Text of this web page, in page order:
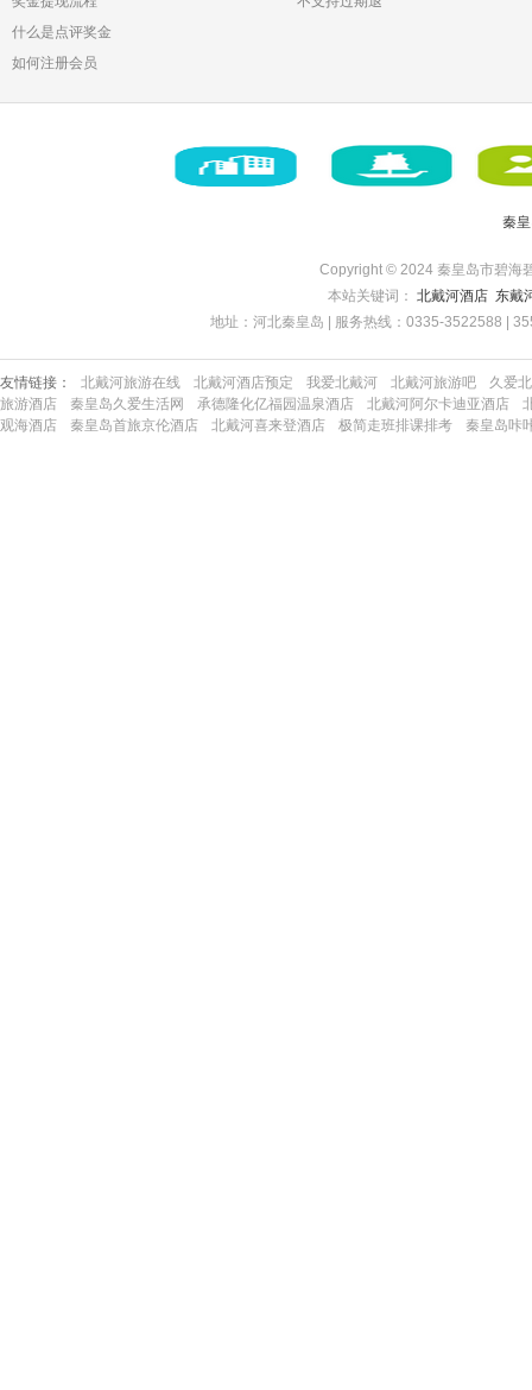
什么是点评奖金
如何注册会员
秦
Copyright © 2024 秦皇岛市碧海
本站关键词： 北戴河酒店 东戴
地址：河北秦皇岛 | 服务热线：0335-3522588 |
友情链接： 北戴河旅游在线 北戴河酒店预定 我爱北戴河 北戴河旅游吧
久爱
旅游酒店
秦皇岛久爱生活网 承德隆化亿福园温泉酒店 北戴河阿尔卡迪亚酒店
观海酒店
秦皇岛首旅京伦酒店 北戴河喜来登酒店 极简走班排课排考 秦皇岛咔